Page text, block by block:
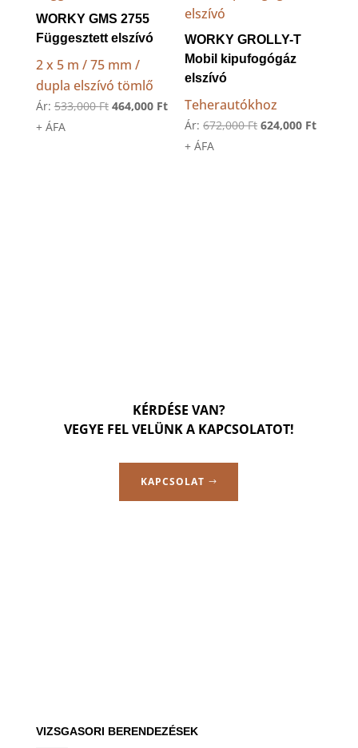
WORKY GMS 2755
Függesztett elszívó
2 x 5 m / 75 mm /
dupla elszívó tömlő
Ár: 533,000Ft Original
464,000 FtCurrent
price
+ ÁFA
WORKY GROLLY-T
Mobil kipufogógáz
elszívó
Teherautókhoz
Ár:672,000Ft Original
624,000 FtCurrent
+ ÁFA
KÉRDÉSE VAN?
VEGYE FEL VELÜNK A KAPCSOLATOT!
KAPCSOLAT
VIZSGASORI BERENDEZÉSEK